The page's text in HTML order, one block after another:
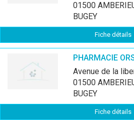
01500
BUGEY
Fiche détails
PHARMACIE
avenue de la
01500
BUGEY
Fiche détails